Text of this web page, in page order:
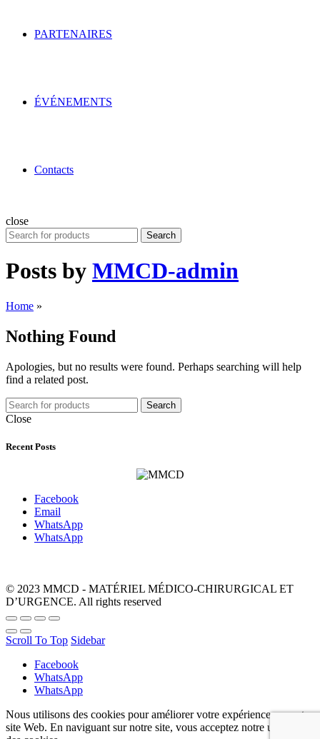
PARTENAIRES
ÉVÉNEMENTS
Contacts
close
Search
for:
Search
Posts by MMCD-admin
Home »
Nothing Found
Apologies, but no results were found. Perhaps searching will help
find a related post.
Search
Close
Recent Posts
Facebook
Email
WhatsApp
WhatsApp
© 2023 MMCD - MATÉRIEL MÉDICO-CHIRURGICAL ET
D’URGENCE. All rights reserved
Scroll To Top Sidebar
Facebook
WhatsApp
WhatsApp
Nous utilisons des cookies pour améliorer votre expérience sur notre
site Web. En naviguant sur notre site, vous acceptez notre utilisation